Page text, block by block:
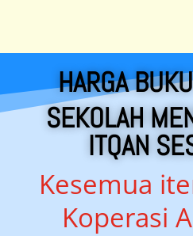
HARGA
SEKOLAH
ITQAN
Kesemua
Koperasi